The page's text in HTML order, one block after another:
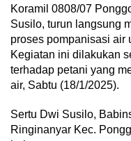
Koramil 0808/07
Susilo, turun langsung
proses pompanisasi air
Kegiatan ini dilakukan
terhadap petani yang
air, Sabtu (18/1/2025).
Sertu Dwi Susilo,
Ringinanyar Kec.